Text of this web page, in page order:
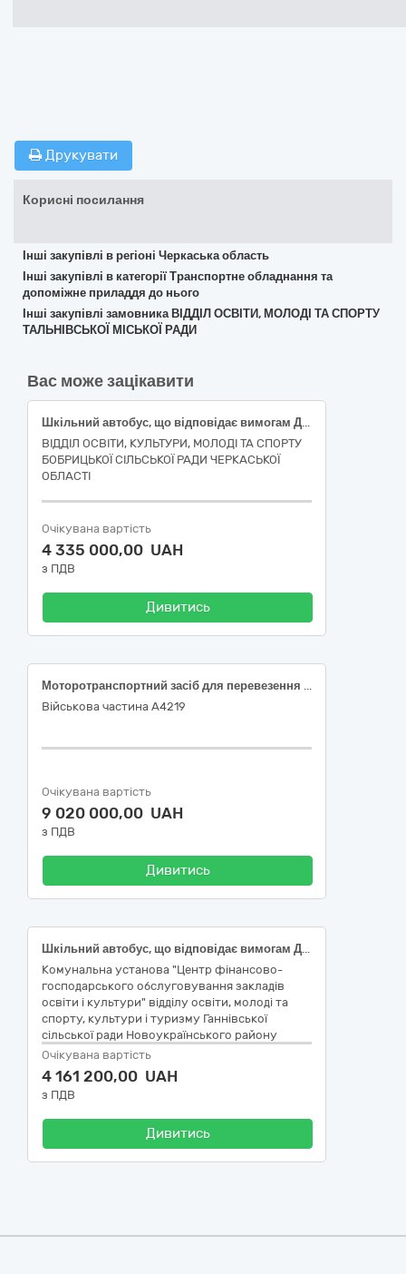
Друкувати
Корисні посилання
Інші закупівлі в регіоні Черкаська область
Інші закупівлі в категорії Транспортне обладнання та
допоміжне приладдя до нього
Інші закупівлі замовника ВІДДІЛ ОСВІТИ, МОЛОДІ ТА СПОРТУ
ТАЛЬНІВСЬКОЇ МІСЬКОЇ РАДИ
Вас може зацікавити
Шкільний автобус, що відповідає вимогам ДСТУ 7013 (з двома місцями для школярів з обмеженою здатністю до пересування)
ВІДДІЛ ОСВІТИ, КУЛЬТУРИ, МОЛОДІ ТА СПОРТУ
БОБРИЦЬКОЇ СІЛЬСЬКОЇ РАДИ ЧЕРКАСЬКОЇ
ОБЛАСТІ
Очікувана вартість
4 335 000,00 UAH
з ПДВ
Дивитись
Моторотранспортний засіб для перевезення 10 і більше осіб Isuzu ATAMAN
Військова частина А4219
Очікувана вартість
9 020 000,00 UAH
з ПДВ
Дивитись
Шкільний автобус, що відповідає вимогам ДСТУ 7013
Комунальна установа "Центр фінансово-
господарського обслуговування закладів
освіти і культури" відділу освіти, молоді та
спорту, культури і туризму Ганнівської
сільської ради Новоукраїнського району
Кіровоградської області
Очікувана вартість
4 161 200,00 UAH
з ПДВ
Дивитись